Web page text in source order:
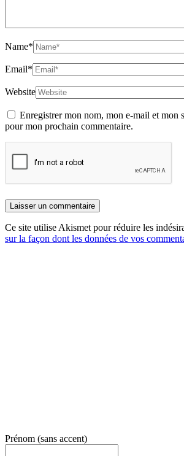
Name*
Email*
Website
Enregistrer mon nom, mon e-mail et mon
pour mon prochain commentaire.
Ce site utilise Akismet pour réduire les
sur la façon dont les données de vos
Prénom (sans accent)